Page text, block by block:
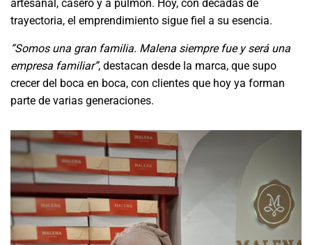
artesanal, casero y a pulmón. Hoy, con décadas de
trayectoria, el emprendimiento sigue fiel a su esencia.
“Somos una gran familia. Malena siempre fue y será una
empresa familiar”, destacan desde la marca, que supo
crecer del boca en boca, con clientes que hoy ya forman
parte de varias generaciones.